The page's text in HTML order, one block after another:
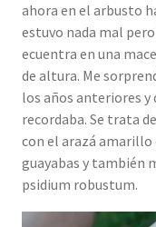
ahora en el arbusto
estuvo nada mal
ecuentra en una
de altura. Me
los años anteriores y
recordaba. Se trata
con el arazá
guayabas y también
psidium robustum.